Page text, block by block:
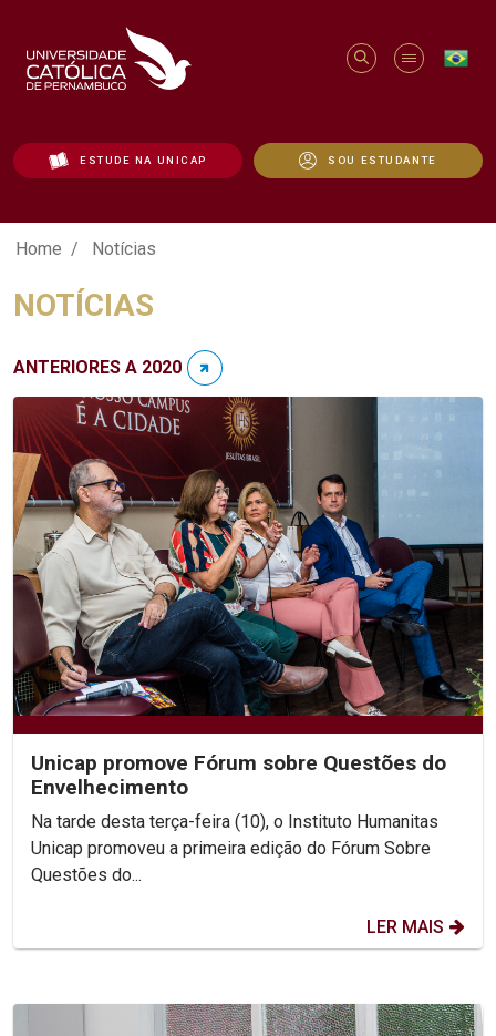
ESTUDE NA UNICAP SOU ESTUDANTE
Notícias - Unicap
Home Notícias
NOTÍCIAS
ANTERIORES A 2020
Unicap promove Fórum sobre Questões do
Envelhecimento
Na tarde desta terça-feira (10), o Instituto Humanitas
Unicap promoveu a primeira edição do Fórum Sobre
Questões do...
LER MAIS